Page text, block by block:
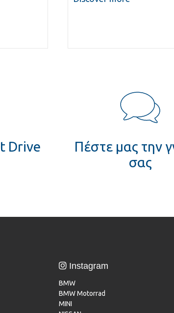
Drive
Πέστε μας την
σας
Instagram
BMW
BMW Motorrad
MINI